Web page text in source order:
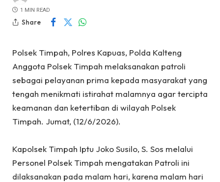
1 MIN READ
Share
Polsek Timpah, Polres Kapuas, Polda Kalteng
Anggota Polsek Timpah melaksanakan patroli
sebagai pelayanan prima kepada masyarakat yang
tengah menikmati istirahat malamnya agar tercipta
keamanan dan ketertiban di wilayah Polsek
Timpah. Jumat, (12/6/2026).
‎Kapolsek Timpah Iptu Joko Susilo, S. Sos melalui
Personel Polsek Timpah mengatakan Patroli ini
dilaksanakan pada malam hari, karena malam hari